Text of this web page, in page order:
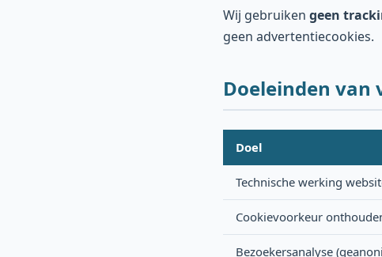
Wij gebruiken geen
geen advertentiecookies.
Doeleinden van
Doel
Technische werking
Cookievoorkeur
Bezoekersanalyse